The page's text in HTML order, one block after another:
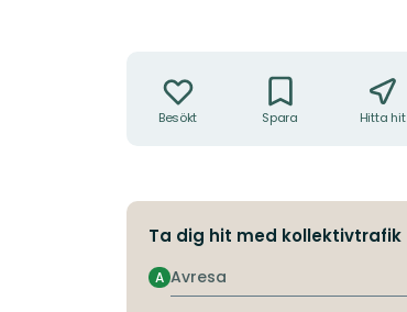
Besökt Spara Hitta hit
Ta dig hit med kollektivtrafik
Avresa
A